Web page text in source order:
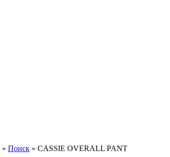
» Поиск » CASSIE OVERALL PANT